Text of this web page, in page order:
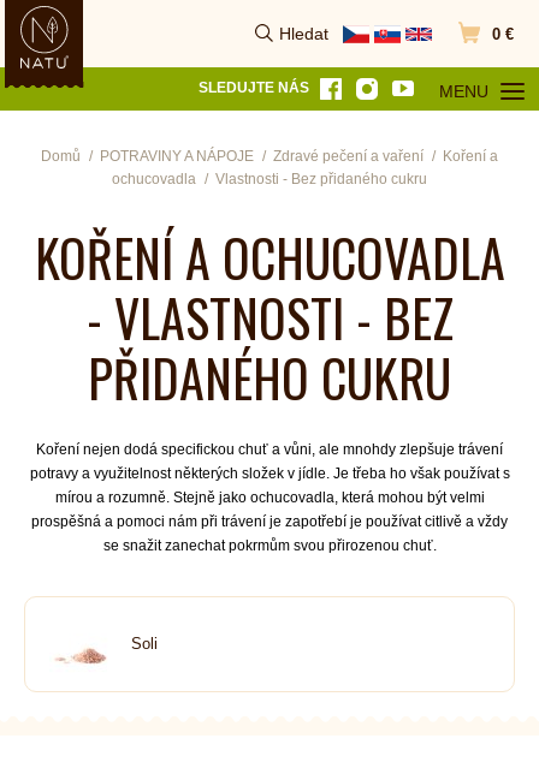
Hledat
Vyhledat Přejít do
0 €
SLEDUJTE NÁS MENU
OTEVŘÍT
Domů POTRAVINY A NÁPOJE Zdravé pečení a vaření
Koření a
ochucovadla
Vlastnosti - Bez přidaného cukru
KOŘENÍ A OCHUCOVADLA
- VLASTNOSTI - BEZ
PŘIDANÉHO CUKRU
Koření nejen dodá specifickou chuť a vůni, ale mnohdy zlepšuje trávení
potravy a využitelnost některých složek v jídle. Je třeba ho však používat s
mírou a rozumně. Stejně jako ochucovadla, která mohou být velmi
prospěšná a pomoci nám při trávení je zapotřebí je používat citlivě a vždy
se snažit zanechat pokrmům svou přirozenou chuť.
Soli